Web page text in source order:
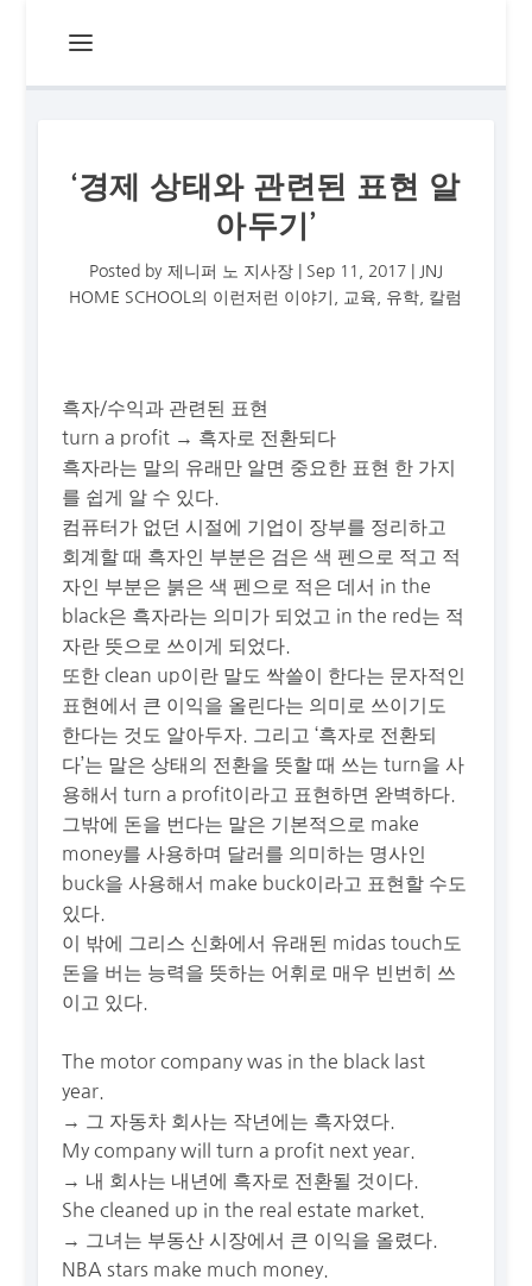
‘경제 상태와 관련된 표현 알
아두기’
Posted by 제니퍼 노 지사장| Sep 11, 2017|
JNJ
HOME SCHOOL의 이런저런 이야기
교육 유학 칼럼
흑자/수익과 관련된 표현
turn a profit → 흑자로 전환되다
흑자라는 말의 유래만 알면 중요한 표현 한 가지
를 쉽게 알 수 있다.
컴퓨터가 없던 시절에 기업이 장부를 정리하고
회계할 때 흑자인 부분은 검은 색 펜으로 적고 적
자인 부분은 붉은 색 펜으로 적은 데서 in the
black은 흑자라는 의미가 되었고 in the red는 적
자란 뜻으로 쓰이게 되었다.
또한 clean up이란 말도 싹쓸이 한다는 문자적인
표현에서 큰 이익을 올린다는 의미로 쓰이기도
한다는 것도 알아두자. 그리고 ‘흑자로 전환되
다’는 말은 상태의 전환을 뜻할 때 쓰는 turn을 사
용해서 turn a profit이라고 표현하면 완벽하다.
그밖에 돈을 번다는 말은 기본적으로 make
money를 사용하며 달러를 의미하는 명사인
buck을 사용해서 make buck이라고 표현할 수도
있다.
이 밖에 그리스 신화에서 유래된 midas touch도
돈을 버는 능력을 뜻하는 어휘로 매우 빈번히 쓰
이고 있다.
The motor company was in the black last
year.
→ 그 자동차 회사는 작년에는 흑자였다.
My company will turn a profit next year.
→ 내 회사는 내년에 흑자로 전환될 것이다.
She cleaned up in the real estate market.
→ 그녀는 부동산 시장에서 큰 이익을 올렸다.
NBA stars make much money.